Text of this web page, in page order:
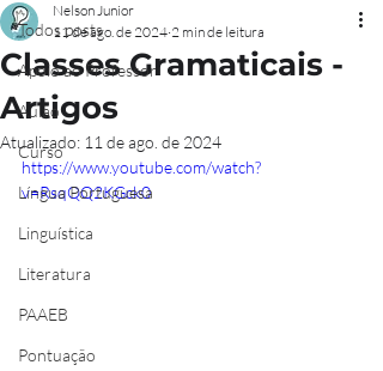
Todos posts
Apoio ao Professor
Aulão
Curso
Língua Portuguesa
Linguística
Literatura
PAAEB
Pontuação
Classes Gramaticais -
Artigos
Nelson Junior
11 de ago. de 2024 2 min de leitura
Atualizado: 11 de ago. de 2024
https://www.youtube.com/watch?
v=RsqQQ2KGck0